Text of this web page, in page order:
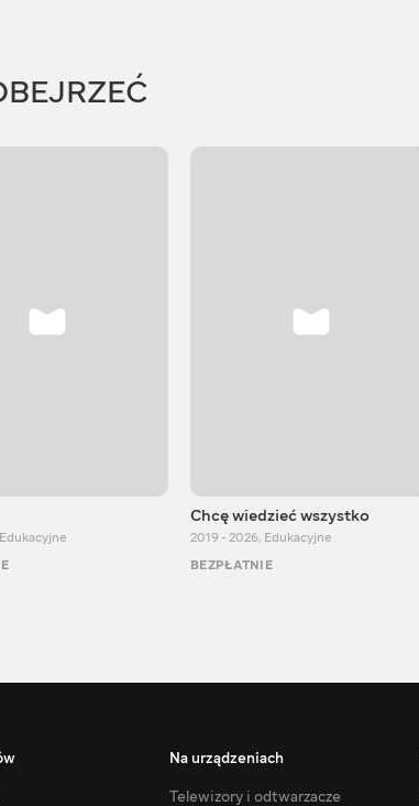
Edukacyjne
Chcę wiedzieć wszystko
2019 - 2026, Edukacyjne
BEZPŁATNIE
Na urządzeniach
Telewizory i odtwarzacze